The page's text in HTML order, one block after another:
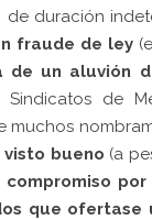
de duración
fraude de ley
de un aluvión
de
muchos
visto bueno (a
compromiso
que ofertase